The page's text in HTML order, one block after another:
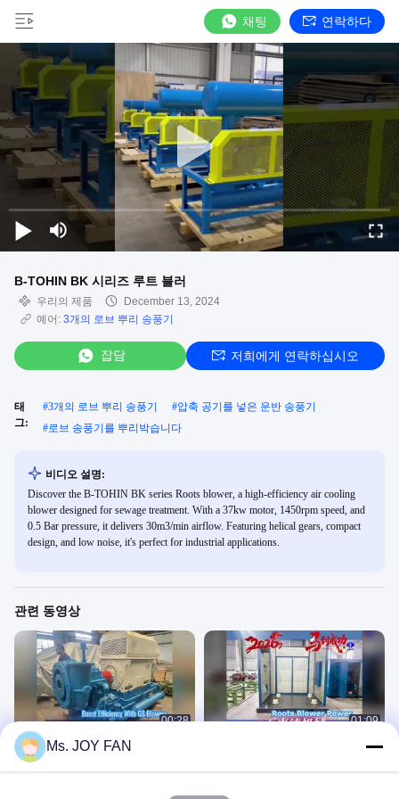
채팅 연락하다
B-TOHIN BK 시리즈 루트 블러
우리의 제품
December 13, 2024
예어: 3개의 로브 뿌리 송풍기
잡담 저희에게 연락하십시오
태
그:
#3개의 로브 뿌리 송풍기 #압축 공기를 넣은 운반 송풍기
#로브 송풍기를 뿌리박습니다
비디오 설명:
Discover the B-TOHIN BK series Roots blower, a high-efficiency air cooling
blower designed for sewage treatment. With a 37kw motor, 1450rpm speed, and
0.5 Bar pressure, it delivers 30m3/min airflow. Featuring helical gears, compact
design, and low noise, it's perfect for industrial applications.
관련 동영상
00:28
GS 단일 스테이지 고속 원심 송풍기
우리의 제품
01:09
Ms. JOY FAN